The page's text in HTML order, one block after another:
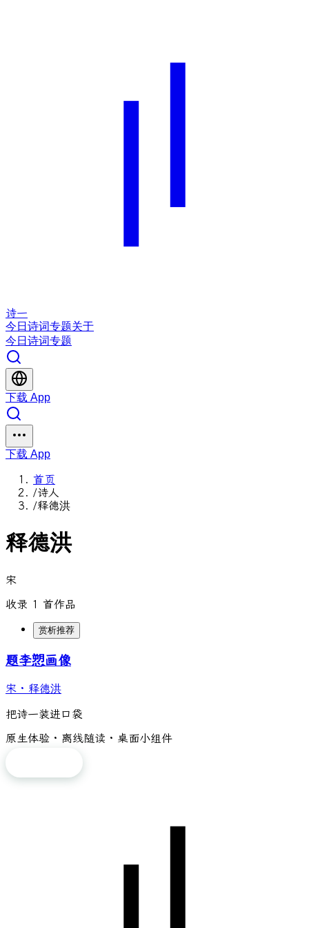
诗一
今日 诗词专题关于
今日 诗词专题
下载 App
下载 App
首页
/诗人
/释德洪
释德洪
宋
收录 1 首作品
赏析推荐
题李愬画像
宋 · 释德洪
把诗一装进口袋
原生体验 · 离线随读 · 桌面小组件